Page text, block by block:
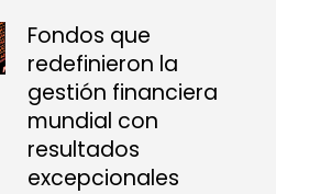
Fondos que
redefinieron la
gestión financiera
mundial con
resultados
excepcionales